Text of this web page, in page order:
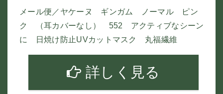
メール便／ヤケーヌ ギンガム ノーマル ピン
ク （耳カバーなし） 552 アクティブなシーン
に 日焼け防止UVカットマスク 丸福繊維
詳しく見る